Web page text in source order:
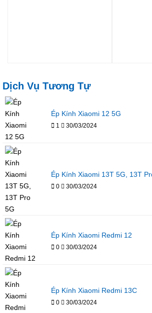
Dịch Vụ Tương Tự
Ép Kính Xiaomi 12 5G
1 30/03/2024
Ép Kính Xiaomi 13T 5G, 13T
0 30/03/2024
Ép Kính Xiaomi Redmi 12
0 30/03/2024
Ép Kính Xiaomi Redmi 13C
0 30/03/2024